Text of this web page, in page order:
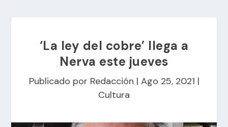
‘La ley del cobre’ llega a
Nerva este jueves
Publicado por Redacción | Ago 25, 2021 |
Cultura